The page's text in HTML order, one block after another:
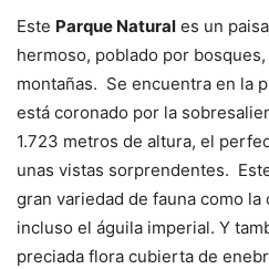
Este Parque Natural es un
hermoso, poblado por
montañas. Se encuentra en la
está coronado por la
1.723 metros de altura, el
unas vistas sorprendentes.
gran variedad de fauna como
incluso el águila imperial. Y
preciada flora cubierta de